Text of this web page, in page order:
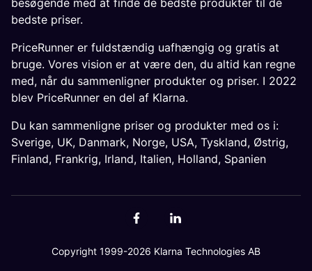
besøgende med at finde de bedste produkter til de
bedste priser.
PriceRunner er fuldstændig uafhængig og gratis at
bruge. Vores vision er at være den, du altid kan regne
med, når du sammenligner produkter og priser. I 2022
blev PriceRunner en del af Klarna.
Du kan sammenligne priser og produkter med os i:
Sverige, UK, Danmark, Norge, USA, Tyskland, Østrig,
Finland, Frankrig, Irland, Italien, Holland, Spanien
Copyright 1999-2026 Klarna Technologies AB